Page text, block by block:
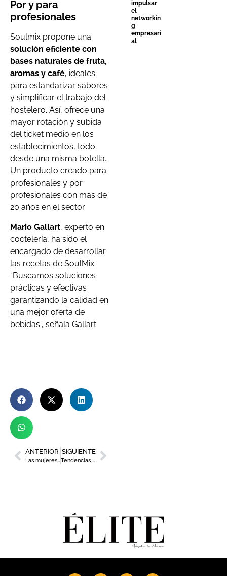
Por y para
profesionales
Soulmix propone una
solución eficiente con
bases naturales de fruta,
aromas y café, ideales
para estandarizar sabores
y simplificar el trabajo del
hostelero. Así, ofrece una
mayor rotación y subida
del ticket medio en los
establecimientos, todo
desde una misma botella.
Un producto creado para
profesionales y por
profesionales con más de
20 años en el sector.
Mario Gallart, experto en
coctelería, ha sido el
encargado de desarrollar
las recetas de SoulMix.
“Buscamos soluciones
prácticas y efectivas
garantizando la calidad en
una mejor oferta de
bebidas”, señala Gallart.
ANTERIOR
Las mujeres toman protagonismo en el debate sobre la Inteligencia Artificial en la Universidad de Murcia
SIGUIENTE
Tendencias y oportunidades en la producción de cosmética y fragancias para marcas privadas
impulsar
el
networkin
g
empresari
al